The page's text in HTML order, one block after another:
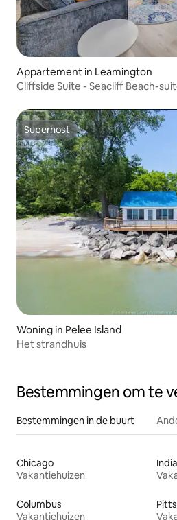
Appartement in Leamington
Cliffside Suite - Seacliff Beach-
Superhost
Superhost
Woning in Pelee Island
Het strandhuis
Bestemmingen om te
Bestemmingen in de buurt
Chicago
Vakantiehuizen
Columbus
Vakantiehuizen